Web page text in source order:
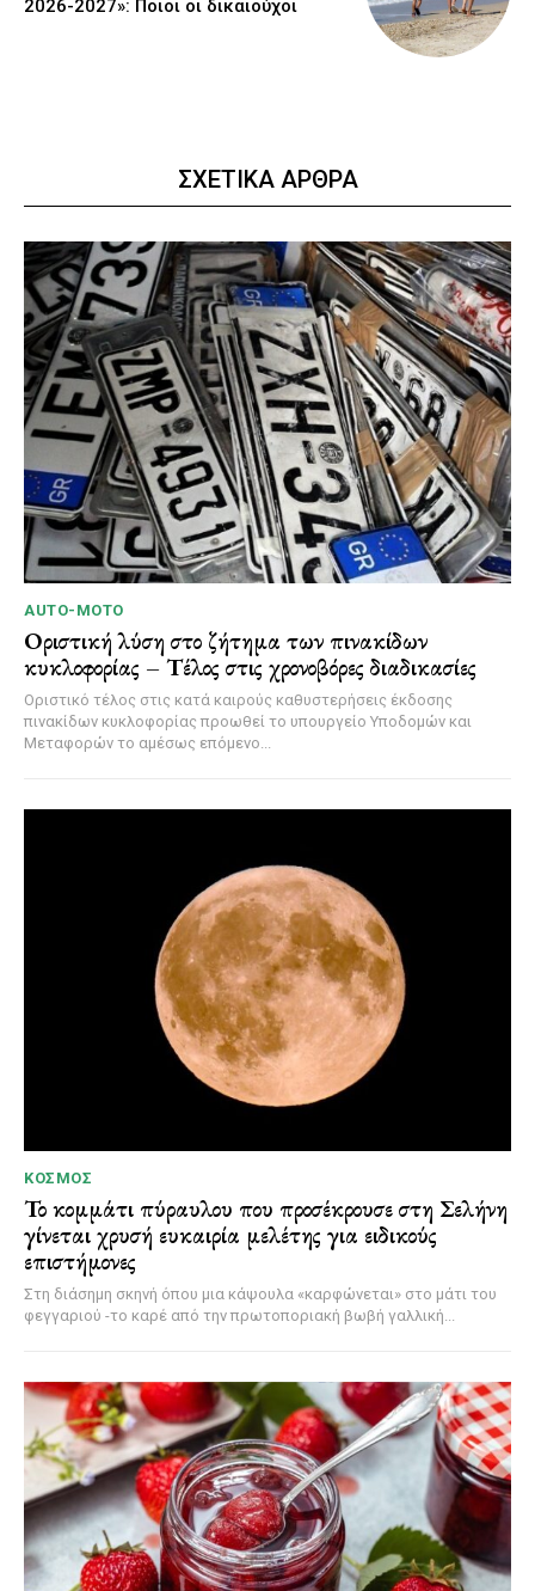
2026-2027»: Ποιοι οι δικαιούχοι
ΣΧΕΤΙΚΑ ΑΡΘΡΑ
AUTO-MOTO
Οριστική λύση στο ζήτημα των πινακίδων
κυκλοφορίας – Τέλος στις χρονοβόρες διαδικασίες
Οριστικό τέλος στις κατά καιρούς καθυστερήσεις έκδοσης
πινακίδων κυκλοφορίας προωθεί το υπουργείο Υποδομών και
Μεταφορών το αμέσως επόμενο...
ΚΌΣΜΟΣ
Το κομμάτι πύραυλου που προσέκρουσε στη Σελήνη
γίνεται χρυσή ευκαιρία μελέτης για ειδικούς
επιστήμονες
Στη διάσημη σκηνή όπου μια κάψουλα «καρφώνεται» στο μάτι του
φεγγαριού -το καρέ από την πρωτοποριακή βωβή γαλλική...